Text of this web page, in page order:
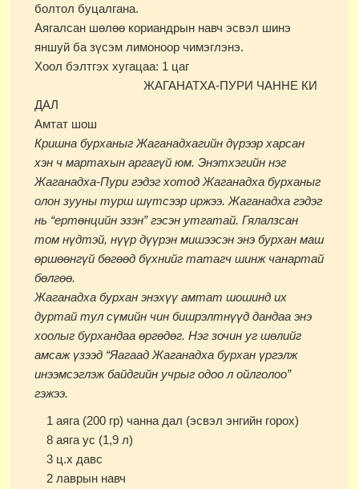
болтол буцалгана.
Аягалсан шөлөө кориандрын навч эсвэл шинэ
яншуй ба зүсэм лимоноор чимэглэнэ.
Хоол бэлтгэх хугацаа: 1 цаг
ЖАГАНАТХА-ПУРИ ЧАННЕ КИ
ДАЛ
Амтат шош
Кришна бурханыг Жаганадхагийн дүрээр харсан
хэн ч мартахын аргагүй юм. Энэтхэгийн нэг
Жаганадха-Пури гэдэг хотод Жаганадха бурханыг
олон зууны турш шүтсээр иржээ. Жаганадха гэдэг
нь “ертөнцийн эзэн” гэсэн утгатай. Гялалзсан
том нүдтэй, нүүр дүүрэн мишээсэн энэ бурхан маш
өршөөнгүй бөгөөд бүхнийг татагч шинж чанартай
бөлгөө.
Жаганадха бурхан энэхүү амтат шошинд их
дуртай тул сүмийн чин бишрэлтнүүд дандаа энэ
хоолыг бурхандаа өргөдөг. Нэг зочин уг шөлийг
амсаж үзээд “Яагаад Жаганадха бурхан үргэлж
инээмсэглэж байдгийн учрыг одоо л ойлголоо”
гэжээ.
1 аяга (200 гр) чанна дал (эсвэл энгийн горох)
8 аяга ус (1,9 л)
3 ц.х давс
2 лаврын навч